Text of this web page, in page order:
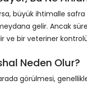
büyük ihtimalle
gelir. Ancak
ve bir veteriner
Neden Olur?
görülmesi,